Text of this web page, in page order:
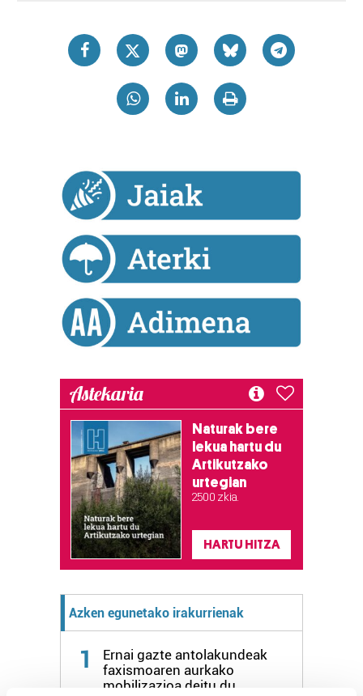
Astekaria
Naturak bere
lekua hartu du
Artikutzako
urtegian
2.500 zkia.
HARTU HITZA
Azken egunetako irakurrienak
1
Ernai gazte antolakundeak
faxismoaren aurkako
mobilizazioa deitu du